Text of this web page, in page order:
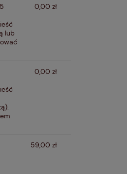
lub
0,00 zł
0,00 zł
59,00 zł